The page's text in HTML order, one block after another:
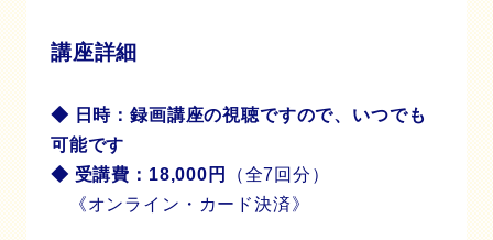
講座詳細
◆ 日時：録画講座の視聴ですので、いつでも
可能です
◆ 受講費：18,000円
（全7回分）
《オンライン・カード決済》